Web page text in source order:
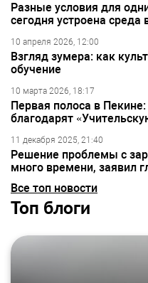
Разные условия для
сегодня устроена среда
10 апреля 2026, 12:00
Взгляд зумера: как
обучение
10 марта 2026, 18:17
Первая полоса в
благодарят
11 декабря 2025, 21:40
Решение проблемы с
много времени, заявил
Все топ новости
Топ блоги